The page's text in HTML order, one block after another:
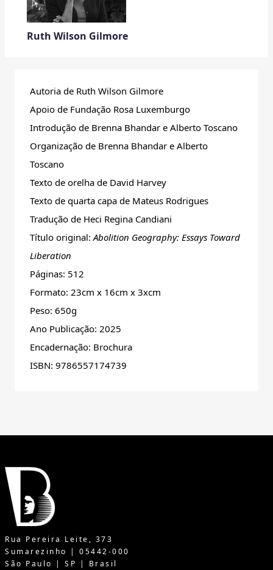
Ruth Wilson Gilmore
Autoria de Ruth Wilson Gilmore
Apoio de Fundação Rosa Luxemburgo
Introdução de Brenna Bhandar e Alberto Toscano
Organização de Brenna Bhandar e Alberto
Toscano
Texto de orelha de David Harvey
Texto de quarta capa de Mateus Rodrigues
Tradução de Heci Regina Candiani
Título original:Abolition Geography: Essays Toward
Liberation
Páginas: 512
Formato: 23cm x 16cm x 3xcm
Peso: 650g
Ano Publicação: 2025
Encadernação: Brochura
ISBN: 9786557174739
Rua Pereira Leite, 373
Sumarezinho | 05442-000
São Paulo | SP | Brasil